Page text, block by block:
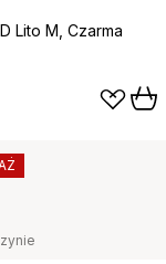
Lito M, Czarma